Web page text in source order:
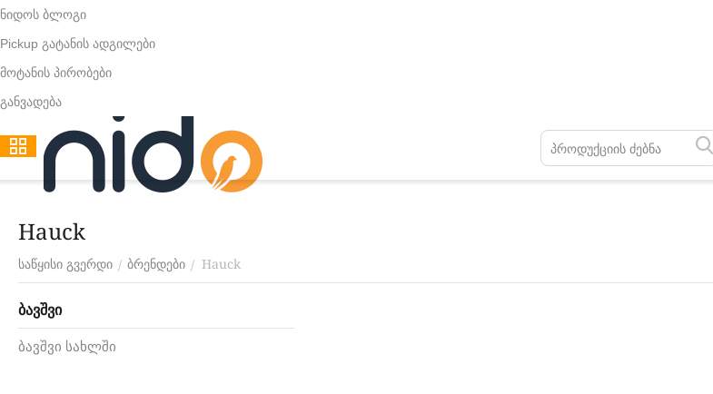
ნიდოს ბლოგი
Pickup გატანის ადგილები
მოტანის პირობები
განვადება
Hauck
საწყისი გვერდი / ბრენდები / Hauck
ბავშვი
ბავშვი სახლში